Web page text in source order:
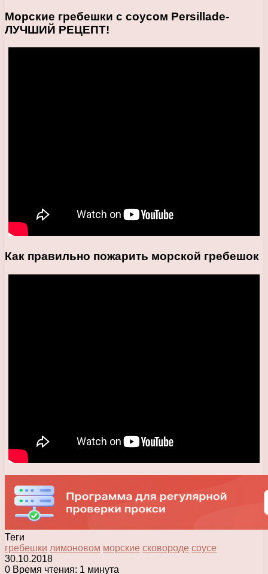
Морские гребешки с соусом Persillade-
ЛУЧШИЙ РЕЦЕПТ!
Как правильно пожарить морской гребешок
Теги
гребешки лимоновом морские сковороде соусе
30.10.2018
0 Время чтения: 1 минута